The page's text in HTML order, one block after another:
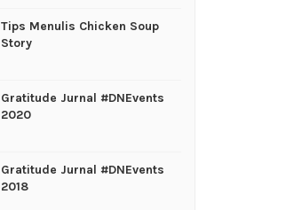
Tips Menulis Chicken Soup
Story
Gratitude Jurnal #DNEvents
2020
Gratitude Jurnal #DNEvents
2018